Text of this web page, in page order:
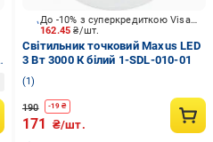
162.45₴/шт.
До -10% з суперкредиткою Visa Вигода
Світильник точковий Maxus LED
3 Вт 3000 К білий 1-SDL-010-01
1
190 -19 ₴
171 ₴/шт.